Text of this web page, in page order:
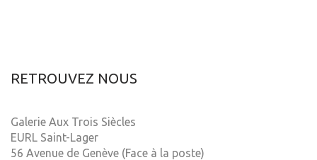
RETROUVEZ NOUS
Galerie Aux Trois Siècles
EURL Saint-Lager
56 Avenue de Genève (Face à la poste)